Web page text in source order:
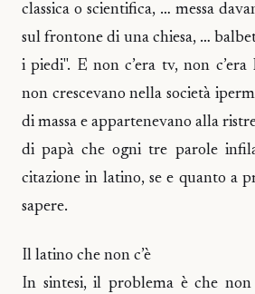
classica o scientifica, … messa
sul frontone di una chiesa, …
i piedi". E non c’era tv, non
non crescevano nella società
di massa e appartenevano alla
di papà che ogni tre parole
citazione in latino, se e quanto a
sapere.
Il latino che non c’è
In sintesi, il problema è che